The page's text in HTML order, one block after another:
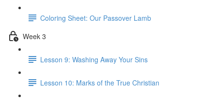
Coloring Sheet: Our Passover Lamb
Week 3
Lesson 9: Washing Away Your Sins
Lesson 10: Marks of the True Christian